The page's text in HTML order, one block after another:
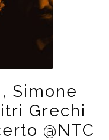
Simone
Grechi
@NTC